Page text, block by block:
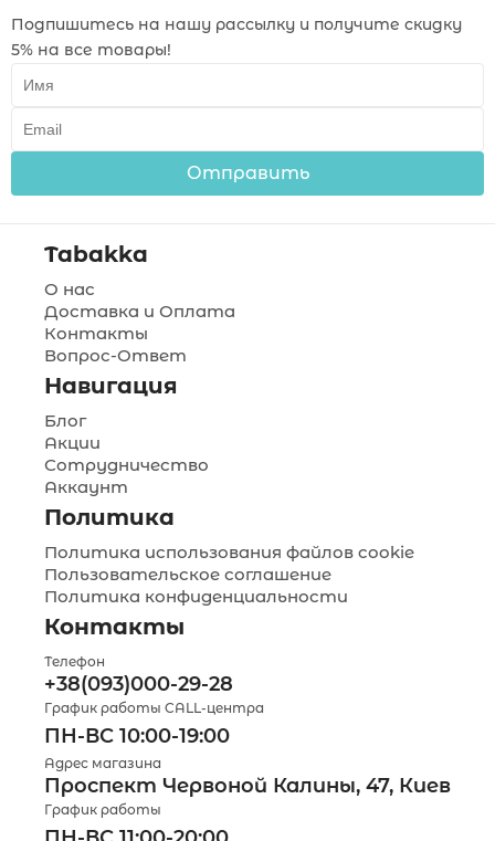
Подпишитесь на нашу рассылку и получите скидку
5% на все товары!
Отправить
Tabakka
О нас
Доставка и Оплата
Контакты
Вопрос-Ответ
Навигация
Блог
Акции
Сотрудничество
Аккаунт
Политика
Политика использования файлов cookie
Пользовательское соглашение
Политика конфиденциальности
Контакты
Телефон
+38(093)000-29-28
График работы CALL-центра
ПН-ВС 10:00-19:00
Адрес магазина
Проспект Червоной Калины, 47, Киев
График работы